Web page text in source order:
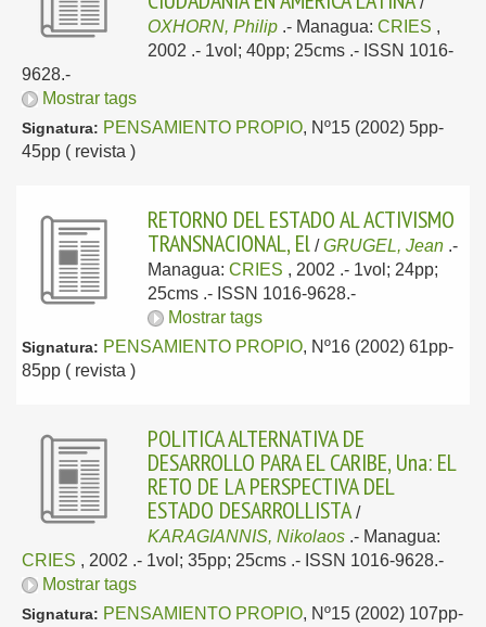
OXHORN, Philip .- Managua: CRIES ,
2002 .- 1vol; 40pp; 25cms .- ISSN 1016-
9628.-
Mostrar tags
Signatura: PENSAMIENTO PROPIO, Nº15 (2002) 5pp-
45pp ( revista )
RETORNO DEL ESTADO AL ACTIVISMO
TRANSNACIONAL, El /GRUGEL, Jean .-
Managua: CRIES , 2002 .- 1vol; 24pp;
25cms .- ISSN 1016-9628.-
Mostrar tags
Signatura: PENSAMIENTO PROPIO, Nº16 (2002) 61pp-
85pp ( revista )
POLITICA ALTERNATIVA DE
DESARROLLO PARA EL CARIBE, Una: EL
RETO DE LA PERSPECTIVA DEL
ESTADO DESARROLLISTA /
KARAGIANNIS, Nikolaos .- Managua:
CRIES , 2002 .- 1vol; 35pp; 25cms .- ISSN 1016-9628.-
Mostrar tags
Signatura: PENSAMIENTO PROPIO, Nº15 (2002) 107pp-